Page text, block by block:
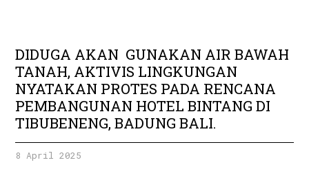
DIDUGA AKAN GUNAKAN AIR BAWAH
TANAH, AKTIVIS LINGKUNGAN
NYATAKAN PROTES PADA RENCANA
PEMBANGUNAN HOTEL BINTANG DI
TIBUBENENG, BADUNG BALI.
8 April 2025